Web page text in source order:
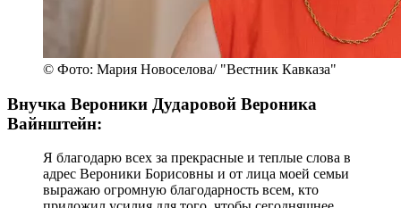
© Фото: Мария Новоселова/ "Вестник Кавказа"
Внучка Вероники Дударовой Вероника
Вайнштейн:
Я благодарю всех за прекрасные и теплые слова в
адрес Вероники Борисовны и от лица моей семьи
выражаю огромную благодарность всем, кто